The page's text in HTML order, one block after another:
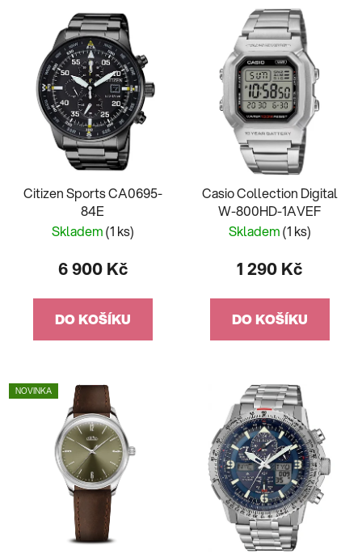
Citizen Sports CA0695-
84E
Skladem(1 ks)
6 900 Kč
DO KOŠÍKU
Casio Collection Digital
W-800HD-1AVEF
Skladem(1 ks)
1 290 Kč
DO KOŠÍKU
NOVINKA